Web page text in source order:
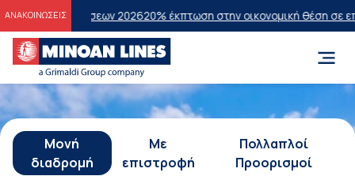
ΑΝΑΚΟΙΝΩΣΕΙΣ
2026 20% έκπτωση στην οικονομική θέση σε επιλεγμένα
Μονή
διαδρομή
Με
επιστροφή
Πολλαπλοί
Προορισμοί